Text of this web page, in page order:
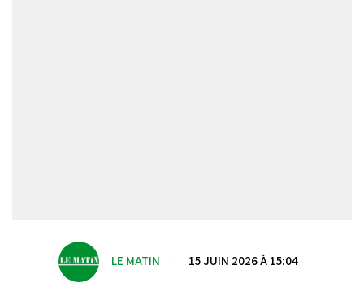
LE MATIN 15 JUIN 2026 À 15:04